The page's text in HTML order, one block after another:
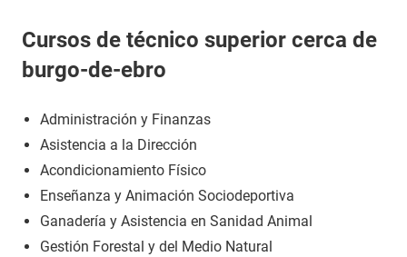
Cursos de técnico superior cerca de
burgo-de-ebro
Administración y Finanzas
Asistencia a la Dirección
Acondicionamiento Físico
Enseñanza y Animación Sociodeportiva
Ganadería y Asistencia en Sanidad Animal
Gestión Forestal y del Medio Natural